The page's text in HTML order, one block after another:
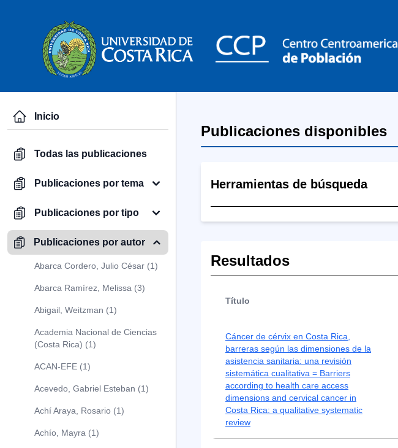
Inicio
Todas las publicaciones
Publicaciones por tema
Publicaciones por tipo
Publicaciones por autor
Abarca Cordero, Julio César (1)
Abarca Ramírez, Melissa (3)
Abigail, Weitzman (1)
Academia Nacional de Ciencias
(Costa Rica) (1)
ACAN-EFE (1)
Acevedo, Gabriel Esteban (1)
Achí Araya, Rosario (1)
Achío, Mayra (1)
Publicaciones disponibles
Herramientas de búsqueda
Resultados
Título
Cáncer de cérvix en Costa Rica,
barreras según las dimensiones de la
asistencia sanitaria: una revisión
sistemática cualitativa = Barriers
according to health care access
dimensions and cervical cancer in
Costa Rica: a qualitative systematic
review